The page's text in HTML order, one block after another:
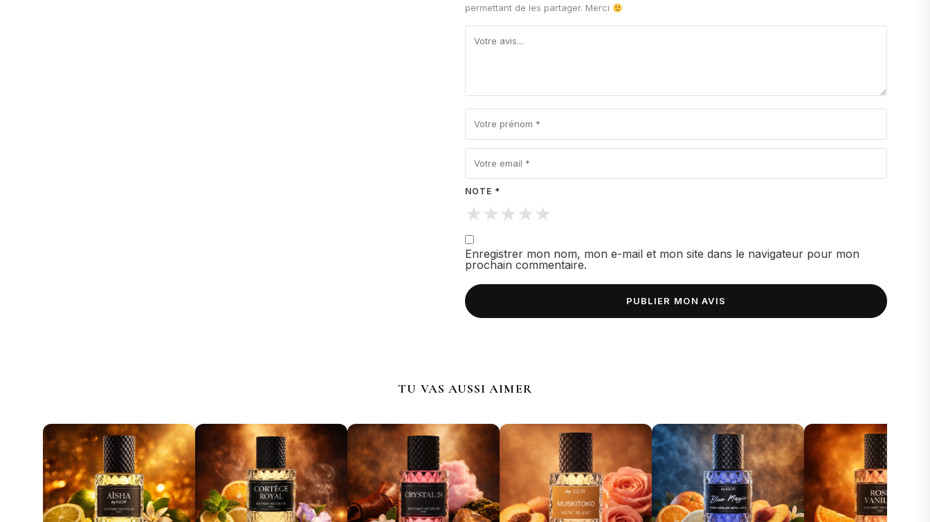
apparaissent en dernier et restent sur la peau pendant de nombreuses heures, apportant
tenue, chaleur et caractère au parfum.
permettant de les partager. Merci
NOTE *
★★★★★
Enregistrer mon nom, mon e-mail et mon site dans le navigateur pour mon
prochain commentaire.
TU VAS AUSSI AIMER